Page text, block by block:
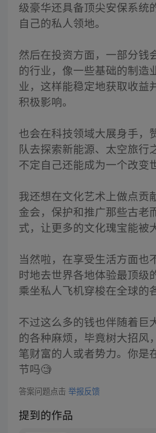
级豪华还具备顶尖安保系统
自己的私人领地。
然后在投资方面，一部分钱
的行业，像一些基础的制造
业，这样能稳定地获取收益
积极影响。
也会在科技领域大展身手，
队去探索新能源、太空旅行
不定自己还能成为一个改变
我还想在文化艺术上做点贡
金会，保护和推广那些古老
式，让更多的文化瑰宝能被
当然啦，在享受生活方面也
时地去世界各地体验最顶级
乘坐私人飞机穿梭在全球的
不过这么多的钱也伴随着巨
的各种麻烦，毕竟树大招风
笔财富的人或者势力。你是
节吗🧐
答案问题点击 举报反馈
提到的作品